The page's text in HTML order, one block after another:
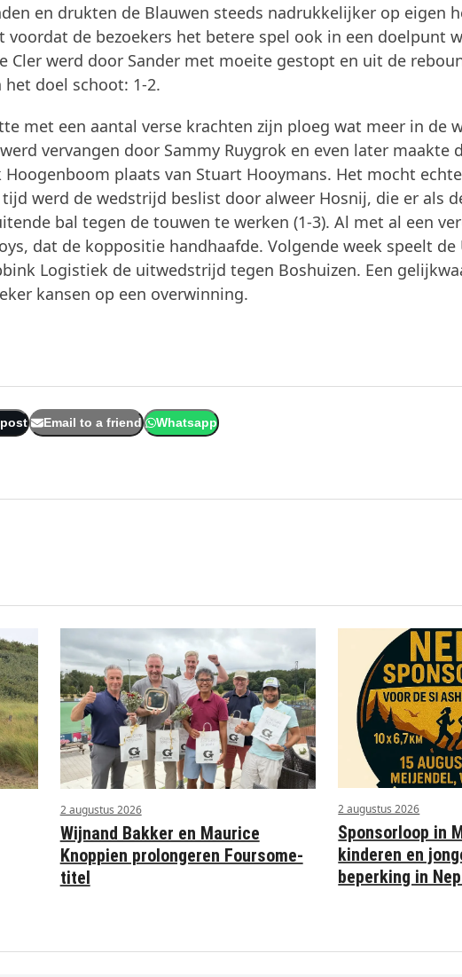
en drukten de Blauwen steeds nadrukkelijker op eigen
de bezoekers het betere spel ook in een doelpunt
Cler werd door Sander met moeite gestopt en uit de
doel schoot: 1-2.
met een aantal verse krachten zijn ploeg wat meer in de
vervangen door Sammy Ruygrok en even later maakte
plaats van Stuart Hooymans. Het mocht
werd de wedstrijd beslist door alweer Hosnij, die er als
bal tegen de touwen te werken (1-3). Al met al een
dat de koppositie handhaafde. Volgende week speelt de
Logistiek de uitwedstrijd tegen Boshuizen. Een
kansen op een overwinning.
Email to a friend Whatsapp
2 augustus 2026
Wijnand Bakker en Maurice
Knoppien prolongeren Foursome-
titel
2 augustus 2026
Sponsorloop in
kinderen en
beperking in